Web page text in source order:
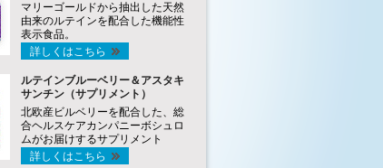
マリーゴールドから抽出した天然
由来のルテインを配合した機能性
表示食品。
詳しくはこちら
ルテインブルーベリー＆アスタキ
サンチン（サプリメント）
北欧産ビルベリーを配合した、総
合ヘルスケアカンパニーボシュロ
ムがお届けするサプリメント
詳しくはこちら